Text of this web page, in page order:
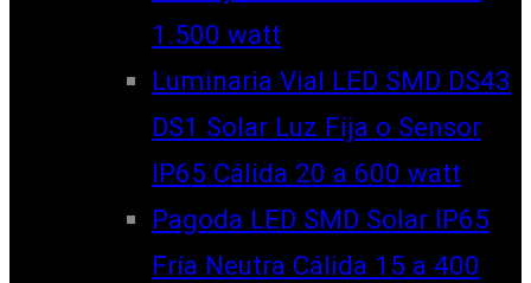
1.500 watt
Luminaria Vial LED SMD DS43
DS1 Solar Luz Fija o Sensor
IP65 Cálida 20 a 600 watt
Pagoda LED SMD Solar IP65
Fría Neutra Cálida 15 a 400